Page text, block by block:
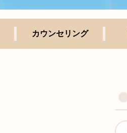
カウンセリング